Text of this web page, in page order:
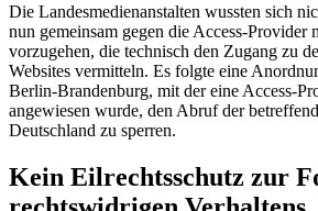
Die Landesmedienanstalten wussten sich
nun gemeinsam gegen die Access-Provider
vorzugehen, die technisch den Zugang zu
Websites vermitteln. Es folgte eine
Berlin-Brandenburg, mit der eine Access-
angewiesen wurde, den Abruf der
Deutschland zu sperren.
Kein Eilrechtsschutz zur